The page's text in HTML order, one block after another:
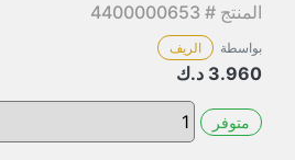
المنتج # 4400000653
بواسطة الريف
3.960 د.ك
متوفر